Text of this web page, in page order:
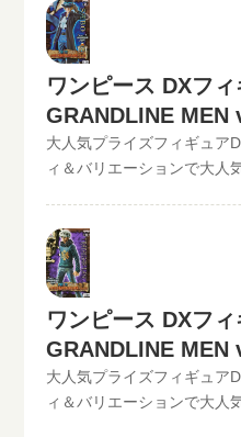
けます。下記のような入力
す。といまる。開催中の買
コチラから↓かんたん買取
たら、無料宅配キット申し
ださい。といまるから送料
ら、ダンボールに商品を詰
ることなく、お売りになり
取可能地域は、日本全国ど
す！買取査定価格の振込手
封品or未開封）ご入力いた
法でも仮買取査定が可能で
キャンペーン情報
取中！！2022/06/07更新！
が遅れているものがありま
は全て最新の相場で改めて
ください。》ワンピース
GRANDLINE MEN vol.20
（未開封の場合）
ピースDXフィギュアの最新
査定金額に納得したら、無
ムからお申込みください。
キットが届いたら、ダンボ
け。自宅から出ることなく
れます！宅配買取可能地域
買取り可能です！買取査定
料です。JANコード入力で
ワンピース DXフ
GRANDLINE MEN
格
大人気プライズフィギュア
ィ＆バリエーションで大人
取中！！2022/06/07更新！
が遅れているものがありま
は全て最新の相場で改めて
ください。》ワンピース
GRANDLINE MEN vol.21
（未開封の場合）
ピースDXフィギュアの最
ワンピース DXフ
GRANDLINE MEN
ー・ローの買取価
大人気プライズフィギュア
ィ＆バリエーションで大人